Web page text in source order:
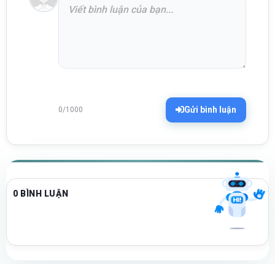
0/1000 Gửi bình luận
0 BÌNH LUẬN
Xin chào! Tôi là trợ lý ảo, sẵn sàng hỗ trợ bạn